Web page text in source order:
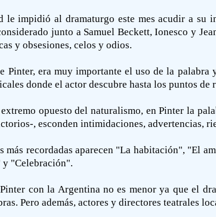
le impidió al dramaturgo este mes acudir a su
junto a Samuel Beckett, Ionesco y
y obsesiones, celos y odios.
Pinter, era muy importante el uso de la
donde el actor descubre hasta los puntos de
opuesto del naturalismo, en Pinter la
, esconden intimidaciones, advertencias,
más recordadas aparecen "La habitación", "El
y "Celebración".
con la Argentina no es menor ya que el
Pero además, actores y directores teatrales